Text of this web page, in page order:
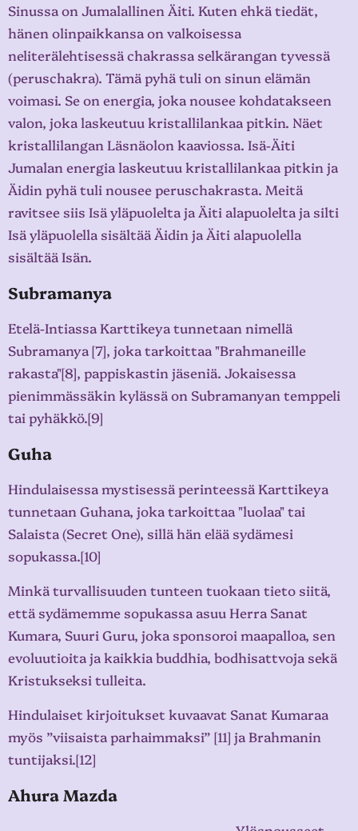
Sinussa on Jumalallinen Äiti. Kuten ehkä tiedät,
hänen olinpaikkansa on valkoisessa
neliterälehtisessä chakrassa selkärangan tyvessä
(peruschakra). Tämä pyhä tuli on sinun elämän
voimasi. Se on energia, joka nousee kohdatakseen
valon, joka laskeutuu kristallilankaa pitkin. Näet
kristallilangan Läsnäolon kaaviossa. Isä-Äiti
Jumalan energia laskeutuu kristallilankaa pitkin ja
Äidin pyhä tuli nousee peruschakrasta. Meitä
ravitsee siis Isä yläpuolelta ja Äiti alapuolelta ja silti
Isä yläpuolella sisältää Äidin ja Äiti alapuolella
sisältää Isän.
Subramanya
Etelä-Intiassa Karttikeya tunnetaan nimellä
Subramanya [7], joka tarkoittaa "Brahmaneille
rakasta"[8], pappiskastin jäseniä. Jokaisessa
pienimmässäkin kylässä on Subramanyan temppeli
tai pyhäkkö.[9]
Guha
Hindulaisessa mystisessä perinteessä Karttikeya
tunnetaan Guhana, joka tarkoittaa "luolaa" tai
Salaista (Secret One), sillä hän elää sydämesi
sopukassa.[10]
Minkä turvallisuuden tunteen tuokaan tieto siitä,
että sydämemme sopukassa asuu Herra Sanat
Kumara, Suuri Guru, joka sponsoroi maapalloa, sen
evoluutioita ja kaikkia buddhia, bodhisattvoja sekä
Kristukseksi tulleita.
Hindulaiset kirjoitukset kuvaavat Sanat Kumaraa
myös ”viisaista parhaimmaksi” [11] ja Brahmanin
tuntijaksi.[12]
Ahura Mazda